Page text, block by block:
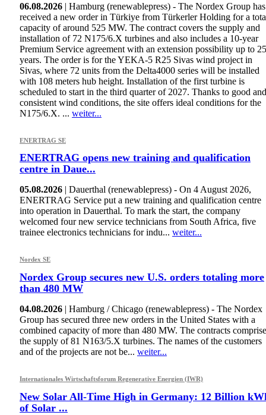
06.08.2026 | Hamburg (renewablepress) - The Nordex Group has
received a new order in Türkiye from Türkerler Holding for a
capacity of around 525 MW. The contract covers the supply and
installation of 72 N175/6.X turbines and also includes a 10-year
Premium Service agreement with an extension possibility up to 25
years. The order is for the YEKA-5 R25 Sivas wind project in
Sivas, where 72 units from the Delta4000 series will be installed
with 108 meters hub height. Installation of the first turbine is
scheduled to start in the third quarter of 2027. Thanks to good and
consistent wind conditions, the site offers ideal conditions for the
N175/6.X. ... weiter...
ENERTRAG SE
ENERTRAG opens new training and qualification
centre in Daue...
05.08.2026 | Dauerthal (renewablepress) - On 4 August 2026,
ENERTRAG Service put a new training and qualification centre
into operation in Dauerthal. To mark the start, the company
welcomed four new service technicians from South Africa, five
trainee electronics technicians for indu... weiter...
Nordex SE
Nordex Group secures new U.S. orders totaling more
than 480 MW
04.08.2026 | Hamburg / Chicago (renewablepress) - The Nordex
Group has secured three new orders in the United States with a
combined capacity of more than 480 MW. The contracts comprise
the supply of 81 N163/5.X turbines. The names of the customers
and of the projects are not be... weiter...
Internationales Wirtschaftsforum Regenerative Energien (IWR)
New Solar All-Time High in Germany: 12 Billion
of Solar ...